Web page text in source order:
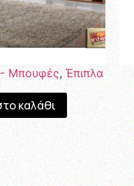
- Μπουφές, Έπιπλα
καλάθι